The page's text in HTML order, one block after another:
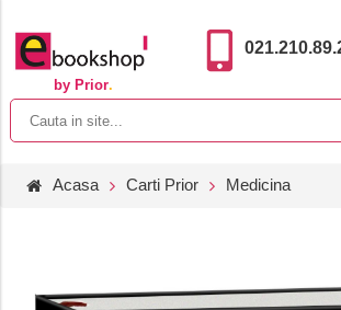
by Prior.
Acasa Carti Prior Medicina